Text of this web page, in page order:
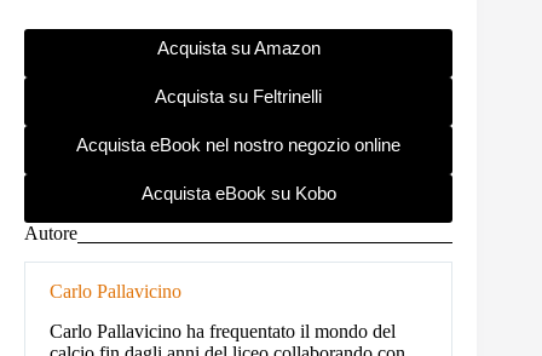
Acquista su Amazon
Acquista su Feltrinelli
Acquista eBook nel nostro negozio online
Acquista eBook su Kobo
Autore
Carlo Pallavicino
Carlo Pallavicino ha frequentato il mondo del